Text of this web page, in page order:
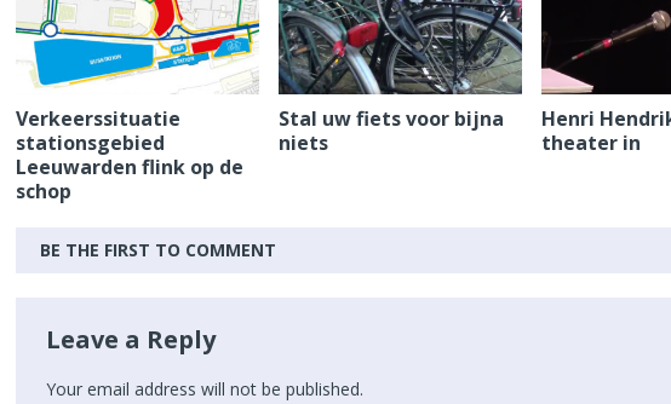
Verkeerssituatie
stationsgebied
Leeuwarden flink op de
schop
Stal uw fiets voor bijna
niets
Henri
theater in
BE THE FIRST TO COMMENT
Leave a Reply
Your email address will not be published.